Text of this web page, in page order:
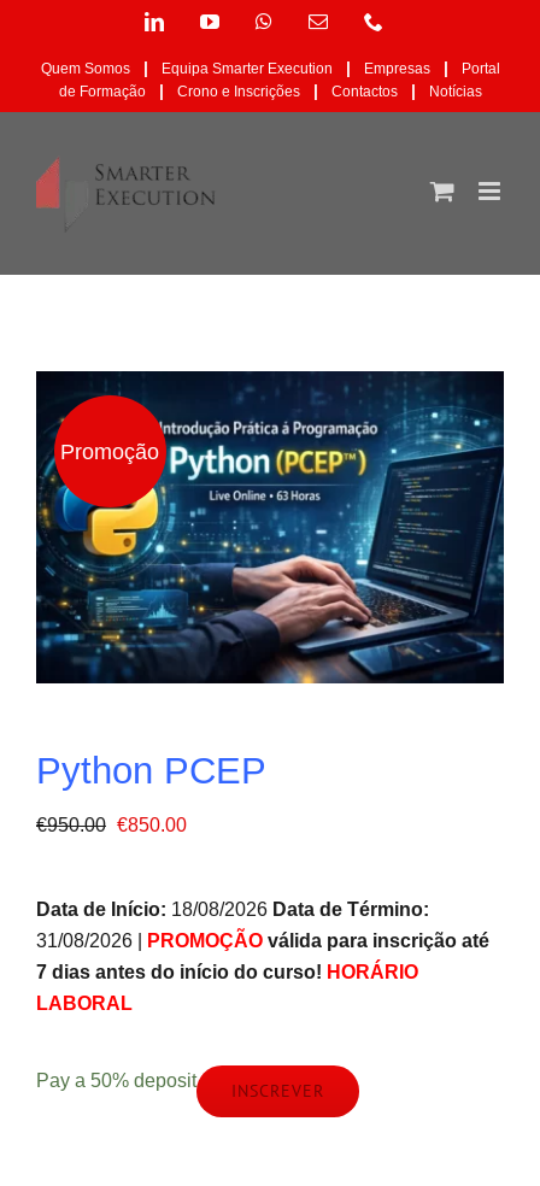
content
LinkedInYouTubeWhatsAppEmail
mas
não
publicado)
Quem Somos | Equipa Smarter Execution | Empresas |
Portal
de Formação
| Crono e Inscrições | Contactos | Notícias
Promoção
Python PCEP
€950.00 O
era:
€950.00.
€850.00O
é:
€850.00.
Data de Início: 18/08/2026 Data de Término:
31/08/2026 |
PROMOÇÃO válida para inscrição até
7 dias antes do início do curso! HORÁRIO
LABORAL
Pay a 50% deposit INSCREVER